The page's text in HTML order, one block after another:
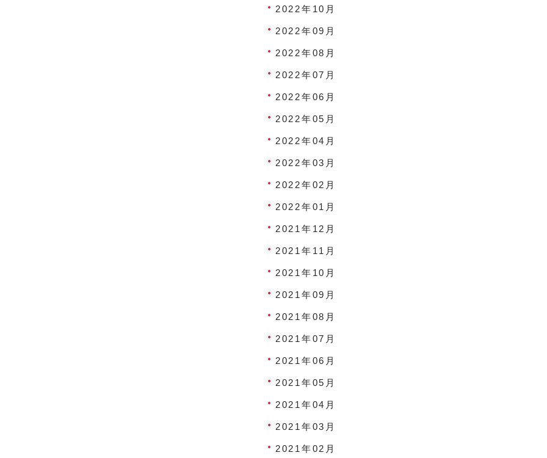
2022年10月
2022年09月
2022年08月
2022年07月
2022年06月
2022年05月
2022年04月
2022年03月
2022年02月
2022年01月
2021年12月
2021年11月
2021年10月
2021年09月
2021年08月
2021年07月
2021年06月
2021年05月
2021年04月
2021年03月
2021年02月